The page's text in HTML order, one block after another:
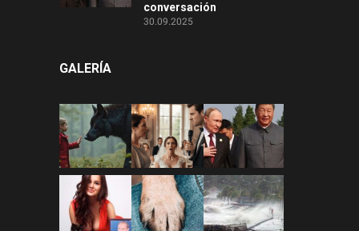
conversación
30.09.2025
GALERÍA